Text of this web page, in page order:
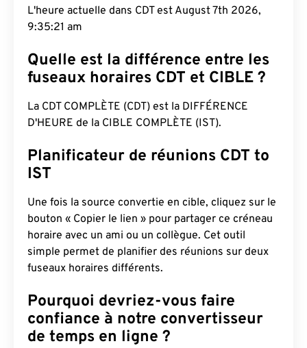
L'heure actuelle dans CDT est August 7th 2026,
9:35:22 am
Quelle est la différence entre les
fuseaux horaires CDT et CIBLE ?
La CDT COMPLÈTE (CDT) est la DIFFÉRENCE
D'HEURE de la CIBLE COMPLÈTE (IST).
Planificateur de réunions CDT to
IST
Une fois la source convertie en cible, cliquez sur le
bouton « Copier le lien » pour partager ce créneau
horaire avec un ami ou un collègue. Cet outil
simple permet de planifier des réunions sur deux
fuseaux horaires différents.
Pourquoi devriez-vous faire
confiance à notre convertisseur
de temps en ligne ?